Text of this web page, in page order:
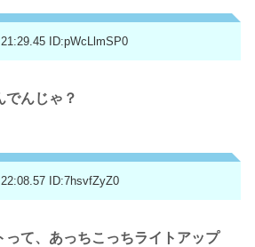
ID:pWcLlmSP0
でんじゃ？
ID:7hsvfZyZ0
って、あっちこっちライトアップ